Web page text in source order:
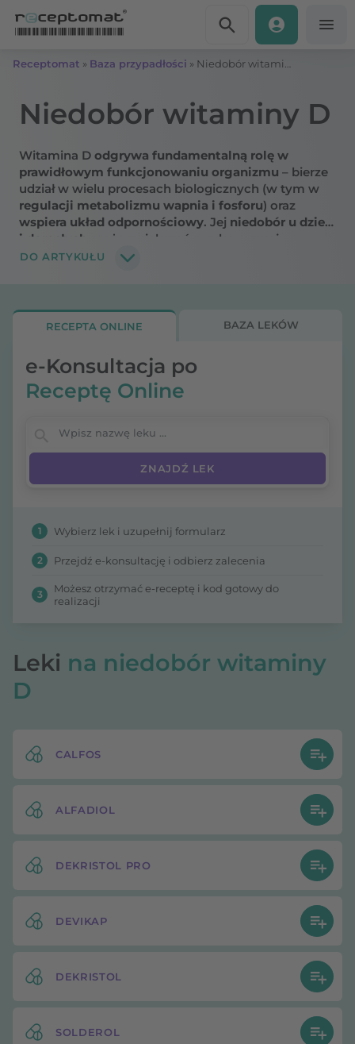
Receptomat » Baza przypadłości »
Niedobór witaminy D
Witamina D odgrywa fundamentalną rolę w
prawidłowym funkcjonowaniu organizmu – bierze
udział w wielu procesach biologicznych (w tym w
regulacji metabolizmu wapnia i fosforu) oraz
wspiera układ odpornościowy. Jej niedobór u dzieci
i dorosłych
może zwiększać ryzyko rozwoju
poważnych schorzeń. Jakie są przyczyny oraz
DO ARTYKUŁU
RECEPTA ONLINE BAZA LEKÓW
e-Konsultacja po
Receptę Online
Wpisz nazwę leku
1 Wybierz lek i uzupełnij formularz
2 Przejdź e-konsultację i odbierz zalecenia
3
Możesz otrzymać e-receptę i kod gotowy do
realizacji
Leki na niedobór witaminy
D
CALFOS
ALFADIOL
DEKRISTOL PRO
DEVIKAP
DEKRISTOL
SOLDEROL